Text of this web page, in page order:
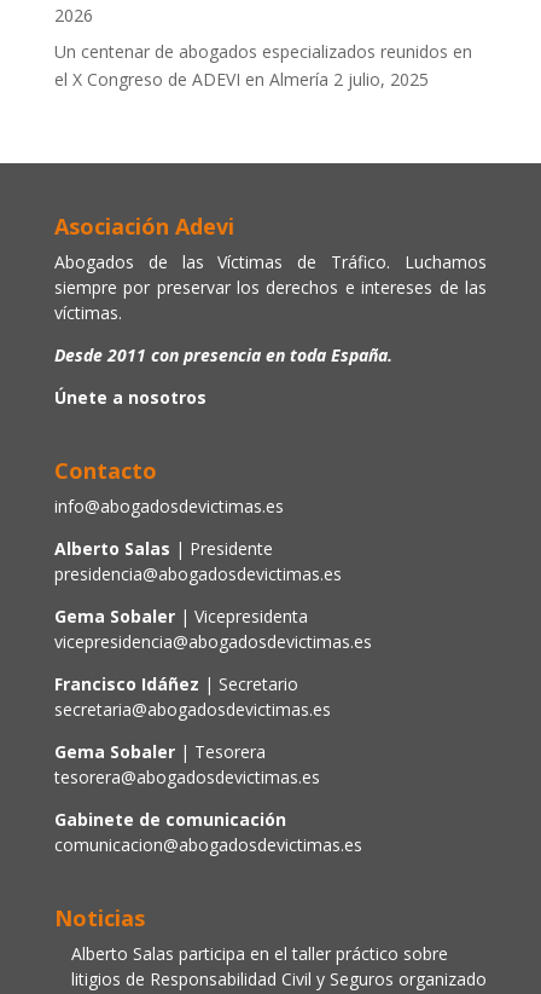
2026
Un centenar de abogados especializados reunidos en
el X Congreso de ADEVI en Almería 2 julio, 2025
Asociación Adevi
Abogados de las Víctimas de Tráfico. Luchamos
siempre por preservar los derechos e intereses de las
víctimas.
Desde 2011 con presencia en toda España.
Únete a nosotros
Contacto
info@abogadosdevictimas.es
Alberto Salas | Presidente
presidencia@abogadosdevictimas.es
Gema Sobaler | Vicepresidenta
vicepresidencia@abogadosdevictimas.es
Francisco Idáñez | Secretario
secretaria@abogadosdevictimas.es
Gema Sobaler| Tesorera
tesorera@abogadosdevictimas.es
Gabinete de comunicación
comunicacion@abogadosdevictimas.es
Noticias
Alberto Salas participa en el taller práctico sobre
litigios de Responsabilidad Civil y Seguros organizado